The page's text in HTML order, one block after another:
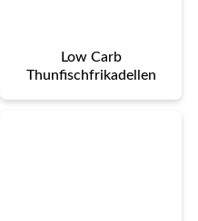
Low Carb
Thunfischfrikadellen